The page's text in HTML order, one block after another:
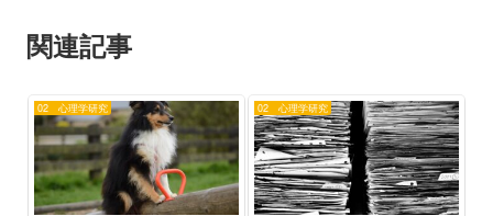
関連記事
02 心理学研究 02 心理学研究